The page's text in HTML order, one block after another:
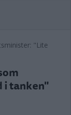
tanken"